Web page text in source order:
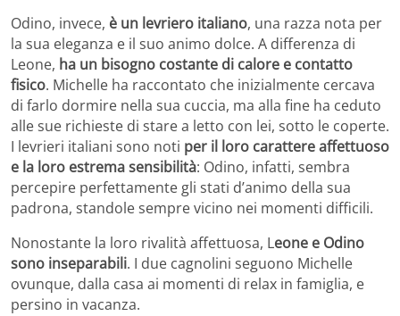
Odino, invece, è un levriero italiano, una razza nota per
la sua eleganza e il suo animo dolce. A differenza di
Leone, ha un bisogno costante di calore e contatto
fisico. Michelle ha raccontato che inizialmente cercava
di farlo dormire nella sua cuccia, ma alla fine ha ceduto
alle sue richieste di stare a letto con lei, sotto le coperte.
I levrieri italiani sono noti per il loro carattere affettuoso
e la loro estrema sensibilità: Odino, infatti, sembra
percepire perfettamente gli stati d’animo della sua
padrona, standole sempre vicino nei momenti difficili.
Nonostante la loro rivalità affettuosa, Leone e Odino
sono inseparabili. I due cagnolini seguono Michelle
ovunque, dalla casa ai momenti di relax in famiglia, e
persino in vacanza.